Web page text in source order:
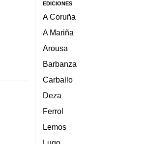
EDICIONES
A Coruña
A Mariña
Arousa
Barbanza
Carballo
Deza
Ferrol
Lemos